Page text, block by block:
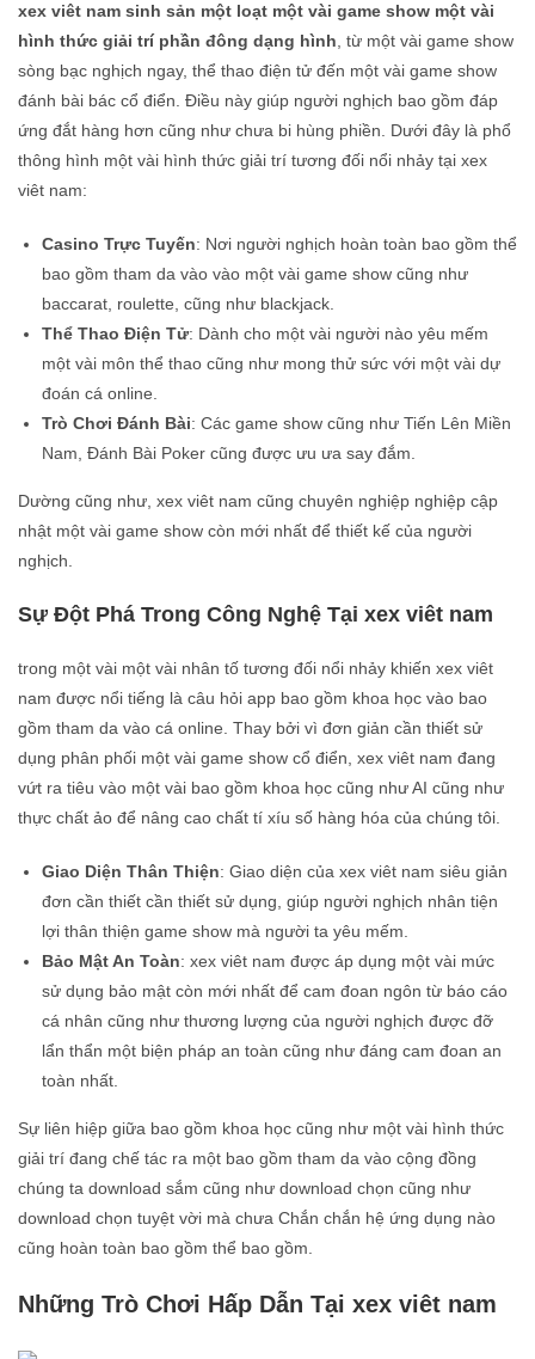
xex viêt nam sinh sản một loạt một vài game show một vài
hình thức giải trí phần đông dạng hình , từ một vài game show
sòng bạc nghịch ngay, thể thao điện tử đến một vài game show
đánh bài bác cổ điển. Điều này giúp người nghịch bao gồm đáp
ứng đắt hàng hơn cũng như chưa bi hùng phiền. Dưới đây là phổ
thông hình một vài hình thức giải trí tương đối nổi nhảy tại xex
viêt nam:
Casino Trực Tuyến: Nơi người nghịch hoàn toàn bao gồm thể
bao gồm tham da vào vào một vài game show cũng như
baccarat, roulette, cũng như blackjack.
Thể Thao Điện Tử: Dành cho một vài người nào yêu mếm
một vài môn thể thao cũng như mong thử sức với một vài dự
đoán cá online.
Trò Chơi Đánh Bài: Các game show cũng như Tiến Lên Miền
Nam, Đánh Bài Poker cũng được ưu ưa say đắm.
Dường cũng như, xex viêt nam cũng chuyên nghiệp nghiệp cập
nhật một vài game show còn mới nhất để thiết kế của người
nghịch.
Sự Đột Phá Trong Công Nghệ Tại xex viêt nam
trong một vài một vài nhân tố tương đối nổi nhảy khiến xex viêt
nam được nổi tiếng là câu hỏi app bao gồm khoa học vào bao
gồm tham da vào cá online. Thay bởi vì đơn giản cần thiết sử
dụng phân phối một vài game show cổ điển, xex viêt nam đang
vứt ra tiêu vào một vài bao gồm khoa học cũng như AI cũng như
thực chất ảo để nâng cao chất tí xíu số hàng hóa của chúng tôi.
Giao Diện Thân Thiện: Giao diện của xex viêt nam siêu giản
đơn cần thiết cần thiết sử dụng, giúp người nghịch nhân tiện
lợi thân thiện game show mà người ta yêu mếm.
Bảo Mật An Toàn: xex viêt nam được áp dụng một vài mức
sử dụng bảo mật còn mới nhất để cam đoan ngôn từ báo cáo
cá nhân cũng như thương lượng của người nghịch được đỡ
lẩn thẩn một biện pháp an toàn cũng như đáng cam đoan an
toàn nhất.
Sự liên hiệp giữa bao gồm khoa học cũng như một vài hình thức
giải trí đang chế tác ra một bao gồm tham da vào cộng đồng
chúng ta download sắm cũng như download chọn cũng như
download chọn tuyệt vời mà chưa Chắn chắn hệ ứng dụng nào
cũng hoàn toàn bao gồm thể bao gồm.
Những Trò Chơi Hấp Dẫn Tại xex viêt nam